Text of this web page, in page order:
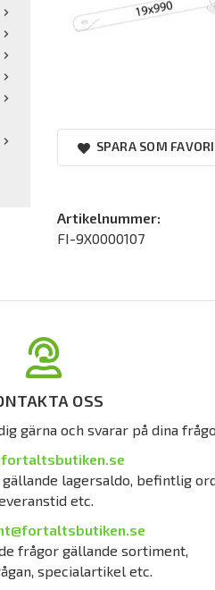
SPARA SOM
Artikelnummer:
FI-9X0000107
OSS
gärna och svarar på dina
lagersaldo, befintlig
etc.
frågor gällande sortiment,
specialartikel etc.